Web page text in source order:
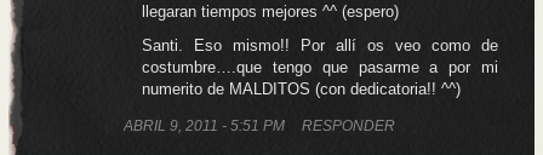
llegaran tiempos mejores ^^ (espero)
Santi. Eso mismo!! Por allí os veo como de
costumbre….que tengo que pasarme a por mi
numerito de MALDITOS (con dedicatoria!! ^^)
ABRIL 9, 2011 - 5:51 PM RESPONDER